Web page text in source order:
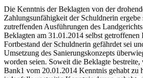
Die Kenntnis der Beklagten von der
Zahlungsunfähigkeit der Schuldnerin ergebe
zutreffenden Ausführungen des
Beklagten am 31.01.2014 selbst getroffenen
Fortbestand der Schuldnerin gefährdet sei
Umsetzung des Sanierungskonzepts
worden seien. Soweit die Beklagte bestreite,
Bank1 vom 20.01.2014 Kenntnis gehabt zu